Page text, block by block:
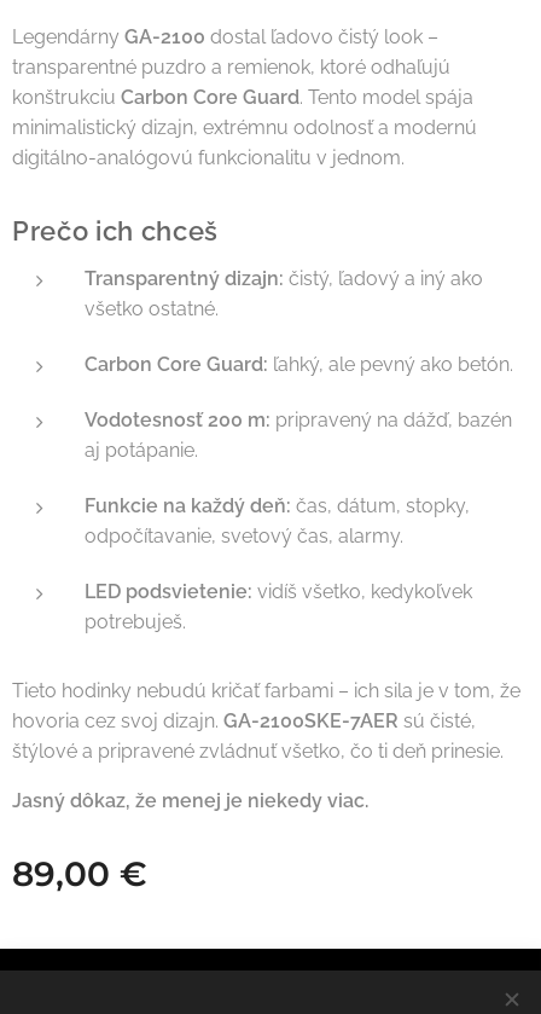
Legendárny GA-2100 dostal ľadovo čistý look –
transparentné puzdro a remienok, ktoré odhaľujú
konštrukciu Carbon Core Guard. Tento model spája
minimalistický dizajn, extrémnu odolnosť a modernú
digitálno-analógovú funkcionalitu v jednom.
Prečo ich chceš
Transparentný dizajn: čistý, ľadový a iný ako
všetko ostatné.
Carbon Core Guard: ľahký, ale pevný ako betón.
Vodotesnosť 200 m: pripravený na dážď, bazén
aj potápanie.
Funkcie na každý deň: čas, dátum, stopky,
odpočítavanie, svetový čas, alarmy.
LED podsvietenie: vidíš všetko, kedykoľvek
potrebuješ.
Tieto hodinky nebudú kričať farbami – ich sila je v tom, že
hovoria cez svoj dizajn. GA-2100SKE-7AER sú čisté,
štýlové a pripravené zvládnuť všetko, čo ti deň prinesie.
Jasný dôkaz, že menej je niekedy viac.
89,00 €